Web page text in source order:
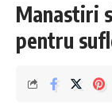
Manastiri
pentru